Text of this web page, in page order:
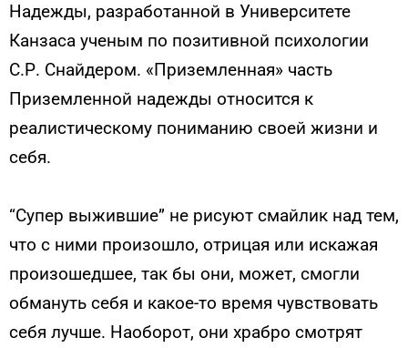
Надежды, разработанной в Университете
Канзаса ученым по позитивной психологии
С.Р. Снайдером. «Приземленная» часть
Приземленной надежды относится к
реалистическому пониманию своей жизни и
себя.
“Супер выжившие” не рисуют смайлик над тем,
что с ними произошло, отрицая или искажая
произошедшее, так бы они, может, смогли
обмануть себя и какое-то время чувствовать
себя лучше. Наоборот, они храбро смотрят